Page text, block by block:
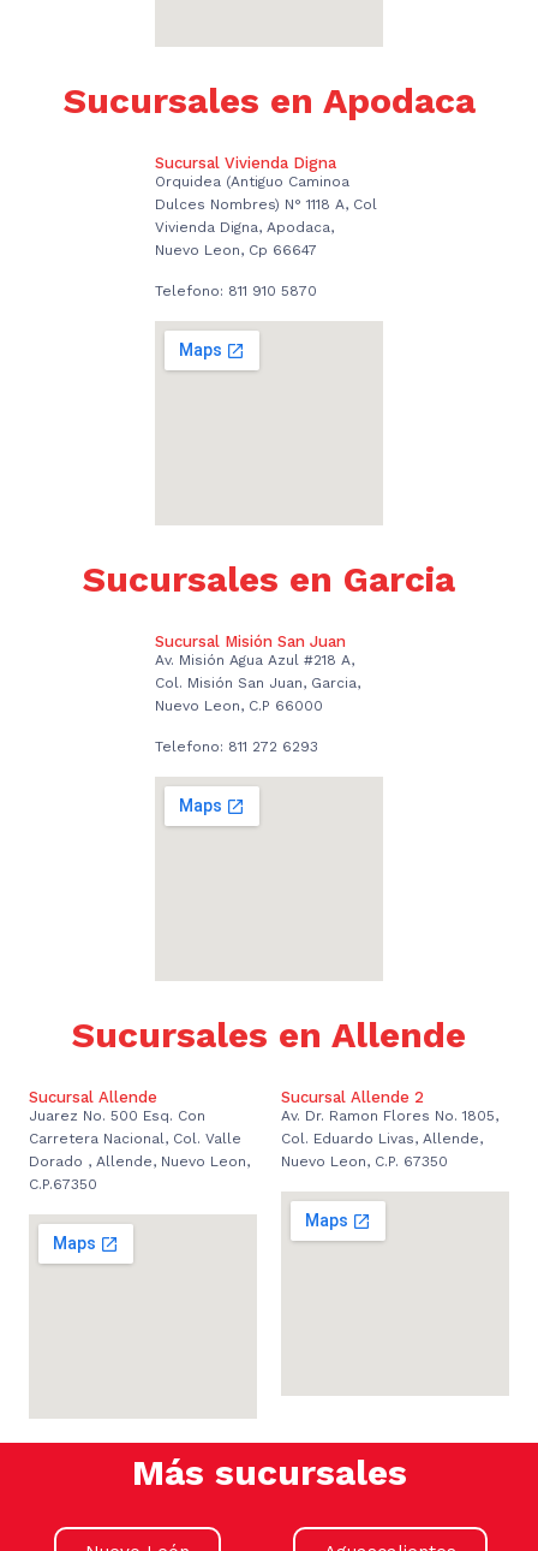
Sucursales en Apodaca
Sucursal Vivienda Digna
Orquidea (Antiguo Caminoa
Dulces Nombres) N° 1118 A, Col
Vivienda Digna, Apodaca,
Nuevo Leon, Cp 66647
Telefono: 811 910 5870
Sucursales en Garcia
Sucursal Misión San Juan
Av. Misión Agua Azul #218 A,
Col. Misión San Juan, Garcia,
Nuevo Leon, C.P 66000
Telefono: 811 272 6293
Sucursales en Allende
Sucursal Allende
Juarez No. 500 Esq. Con
Carretera Nacional, Col. Valle
Dorado , Allende, Nuevo Leon,
C.P.67350
Sucursal Allende 2
Av. Dr. Ramon Flores No. 1805,
Col. Eduardo Livas, Allende,
Nuevo Leon, C.P. 67350
Más sucursales